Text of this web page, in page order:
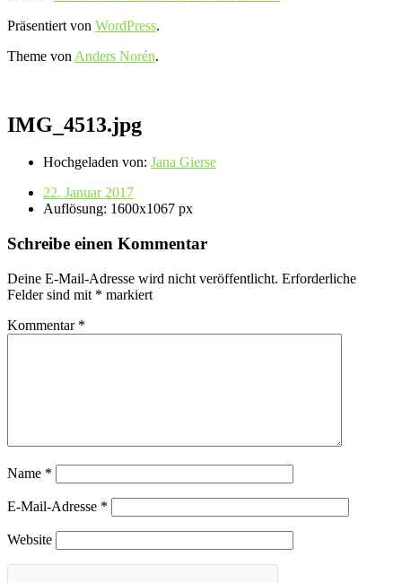
Präsentiert von WordPress.
Theme von Anders Norén.
IMG_4513.jpg
Hochgeladen von: Jana Gierse
22. Januar 2017
Auflösung: 1600x1067 px
Schreibe einen Kommentar
Deine E-Mail-Adresse wird nicht veröffentlicht. Erforderliche
Felder sind mit * markiert
Kommentar *
Name *
E-Mail-Adresse *
Website